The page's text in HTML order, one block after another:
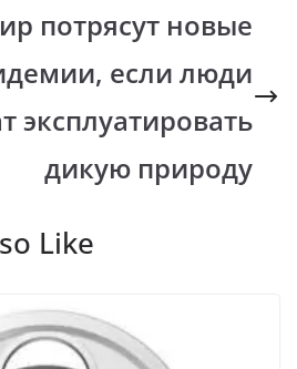
потрясут новые
если люди
эксплуатировать
дикую природу
Like